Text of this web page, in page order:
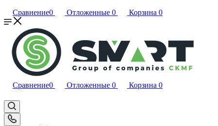
Сравнение0 Отложенные 0 Корзина 0
Сравнение0 Отложенные 0 Корзина 0